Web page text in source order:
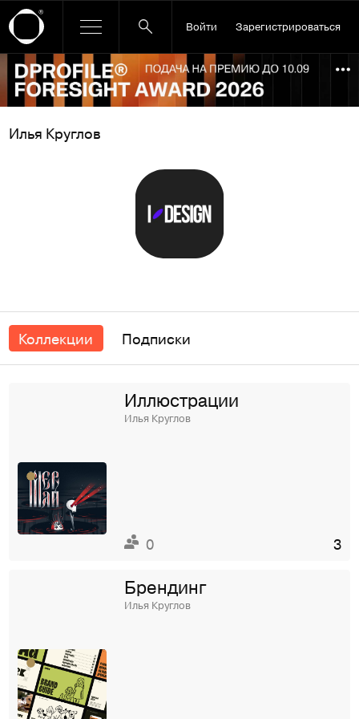
Войти Зарегистрироваться
Ссылка баннера
Илья Круглов
Коллекции Подписки
Иллюстрации
Илья Круглов
0 3
Брендинг
Илья Круглов